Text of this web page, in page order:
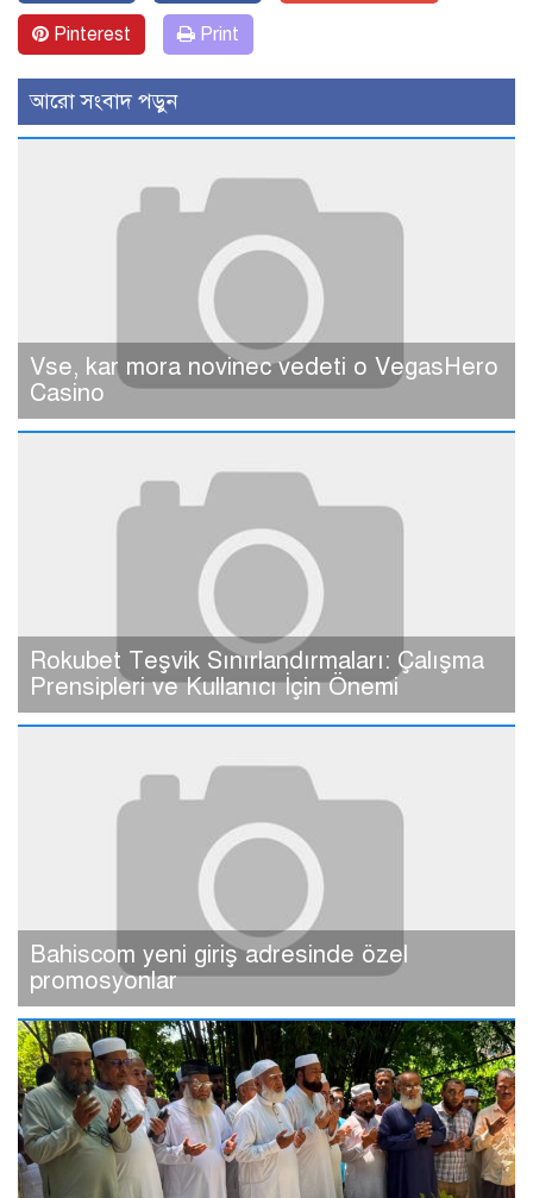
Pinterest Print
আরো সংবাদ পড়ুন
Vse, kar mora novinec vedeti o VegasHero
Casino
Rokubet Teşvik Sınırlandırmaları: Çalışma
Prensipleri ve Kullanıcı İçin Önemi
Bahiscom yeni giriş adresinde özel
promosyonlar